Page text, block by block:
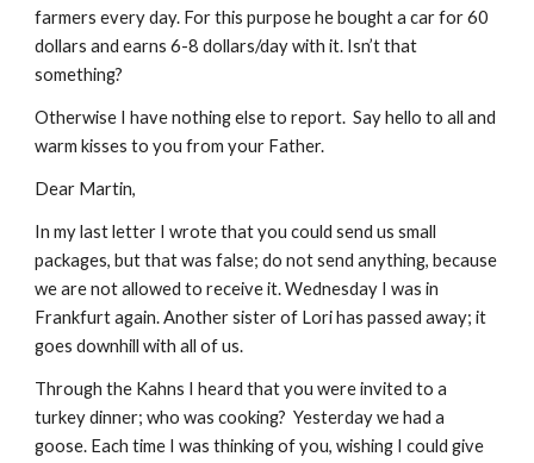
farmers every day. For this purpose he bought a car for 60
dollars and earns 6-8 dollars/day with it. Isn’t that
something?
Otherwise I have nothing else to report.  Say hello to all and
warm kisses to you from your Father.
Dear Martin,
In my last letter I wrote that you could send us small
packages, but that was false; do not send anything, because
we are not allowed to receive it. Wednesday I was in
Frankfurt again. Another sister of Lori has passed away; it
goes downhill with all of us.
Through the Kahns I heard that you were invited to a
turkey dinner; who was cooking?  Yesterday we had a
goose. Each time I was thinking of you, wishing I could give